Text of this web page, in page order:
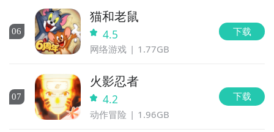
方法三： 查看九游开测表
步骤1：在九游开测表中玩家们可以看到当天所有进行开
测的手机游戏，以及最近十天即将进行测试的游戏，有
具体的测试时间以及测试阶段介绍，玩家们可以在这里
查找美味蛋糕图鉴的相关公测时间信息!
步骤2：访问地址>>>手游开测表地址
06
猫和老鼠
4.5
网络游戏 1.77GB
下载
07
火影忍者
4.2
动作冒险 1.96GB
下载